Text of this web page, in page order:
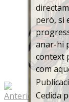
però, si
anar-hi
context
com
Cedida